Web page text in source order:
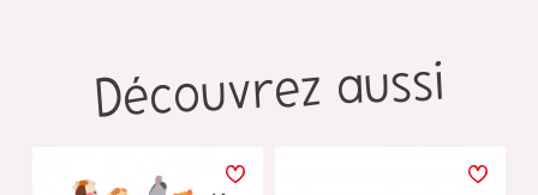
Découvrez aussi